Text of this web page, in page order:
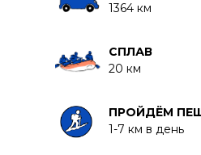
1364 км
СПЛАВ
20 км
ПРОЙДЁМ
1-7 км в день